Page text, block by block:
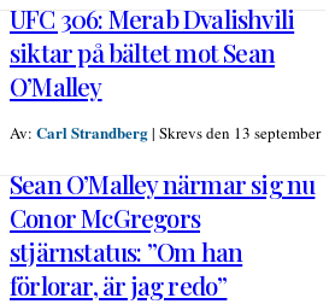
UFC 306: Merab Dvalishvili
siktar på bältet mot Sean
O’Malley
Av: Carl Strandberg| Skrevs den 13 september
Sean O’Malley närmar sig nu
Conor McGregors
stjärnstatus: ”Om han
förlorar, är jag redo”